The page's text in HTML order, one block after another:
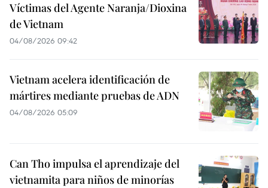
Víctimas del Agente Naranja/Dioxina
de Vietnam
04/08/2026 09:42
Vietnam acelera identificación de
mártires mediante pruebas de ADN
04/08/2026 05:09
Can Tho impulsa el aprendizaje del
vietnamita para niños de minorías